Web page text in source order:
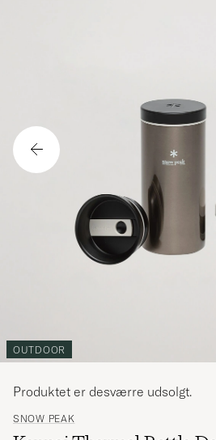
OUTDOOR
SNOW PEAK
Produktet er desværre udsolgt.